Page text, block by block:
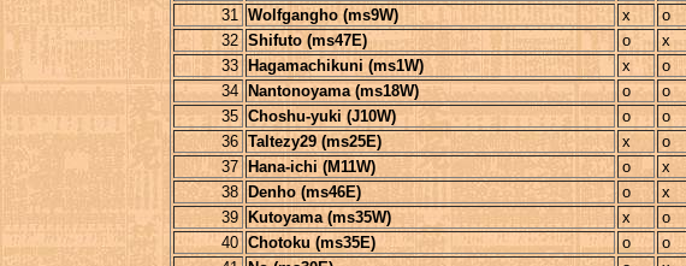
31 Wolfgangho (ms9W) x o
32 Shifuto (ms47E) o x
33
Hagamachikuni (ms1W) x o
34
Nantonoyama (ms18W) o o
35 Choshu-yuki (J10W) o o
36 Taltezy29 (ms25E) x o
37
Hana-ichi (M11W) o x
38
Denho (ms46E) o x
39
Kutoyama (ms35W) x o
40 Chotoku (ms35E) o o